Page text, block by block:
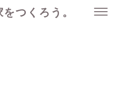
つくろう。